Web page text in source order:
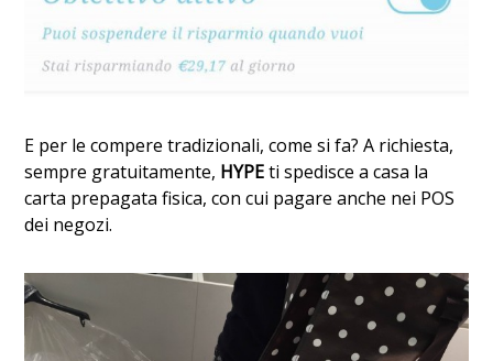
E per le compere tradizionali, come si fa? A richiesta,
sempre gratuitamente, HYPEti spedisce a casa la
carta prepagata fisica, con cui pagare anche nei POS
dei negozi.